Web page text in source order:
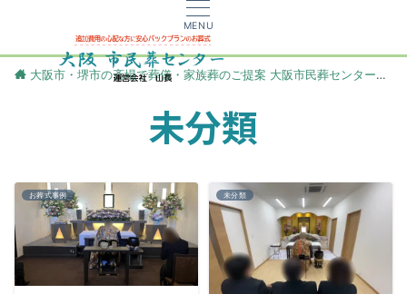
MENU
大阪市・堺市の斎場で葬儀・家族葬のご提案 大阪市民葬センター
未分類
お葬式事例 未分類